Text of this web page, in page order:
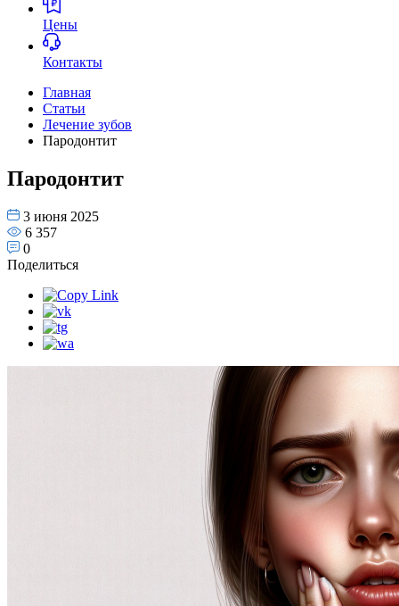
Цены
Контакты
Главная
Статьи
Лечение зубов
Пародонтит
Пародонтит
3 июня 2025
6 357
0
Поделиться